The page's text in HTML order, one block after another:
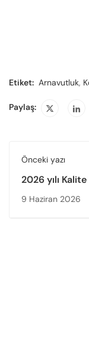
Etiket: Arnavutluk,
Paylaş:
Önceki yazı
2026 yılı
Eğitim
9 Haziran 2026